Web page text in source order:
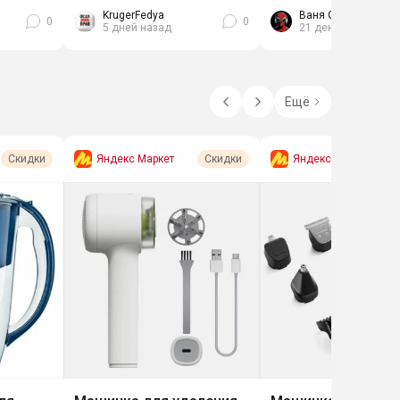
0
мыться детской...
KrugerFedya
5 дней назад
0
биоразлогаемый,
Ваня Спасатель
21 день назад
Ещё
Скидки Яндекс Маркет Скидки Яндекс Маркет